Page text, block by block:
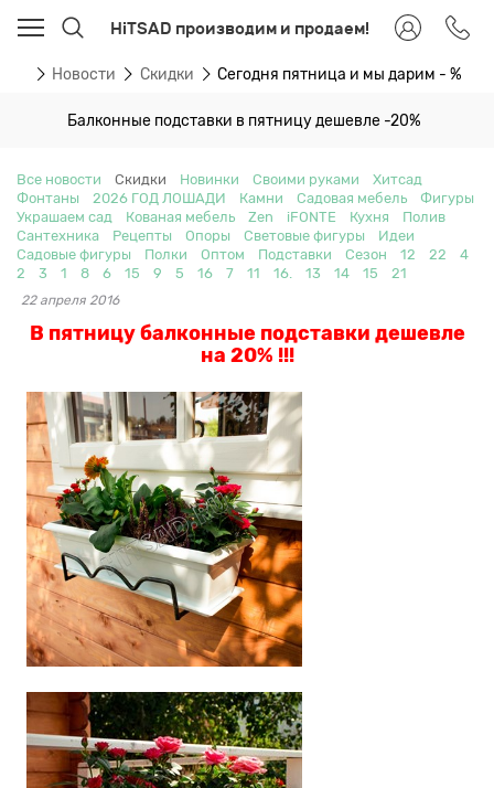
HiTSAD производим и продаем!
Новости Скидки Сегодня пятница и мы дарим - %
Балконные подставки в пятницу дешевле -20%
Все новости Скидки Новинки Своими руками
Хитсад
Фонтаны
2026 ГОД ЛОШАДИ Камни Садовая мебель
Фигуры
Украшаем сад
Кованая мебель Zen iFONTE Кухня
Полив
Сантехника
Рецепты Опоры Световые фигуры
Идеи
Садовые фигуры
Полки Оптом Подставки Сезон 12 22
4
2
3 1 8 6 15 9 5 16 7 11 16. 13 14 15 21
22 апреля 2016
В пятницу балконные подставки дешевле
на 20% !!!